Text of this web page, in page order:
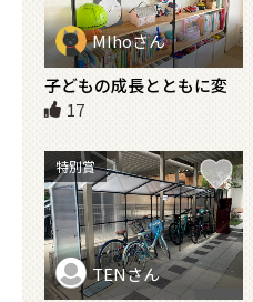
MIhoさん
子どもの成長とともに変
化するディスプレイラッ
ク
17
特別賞
TENさん